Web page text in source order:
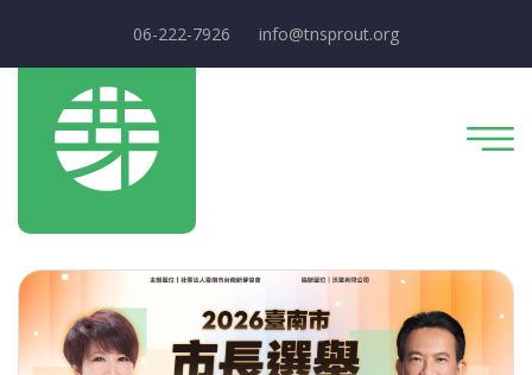
06-222-7926 info@tnsprout.org